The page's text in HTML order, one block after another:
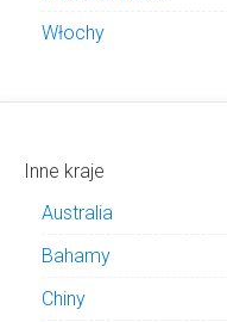
Włochy
Inne kraje
Australia
Bahamy
Chiny